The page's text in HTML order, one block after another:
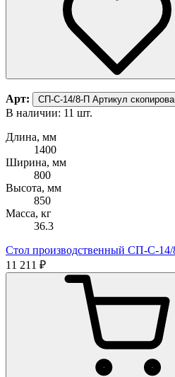
Арт: СП-С-14/8-П Артикул
В наличии: 11 шт.
Длина, мм
1400
Ширина, мм
800
Высота, мм
850
Масса, кг
36.3
Стол производственный СП-С-
11 211 ₽